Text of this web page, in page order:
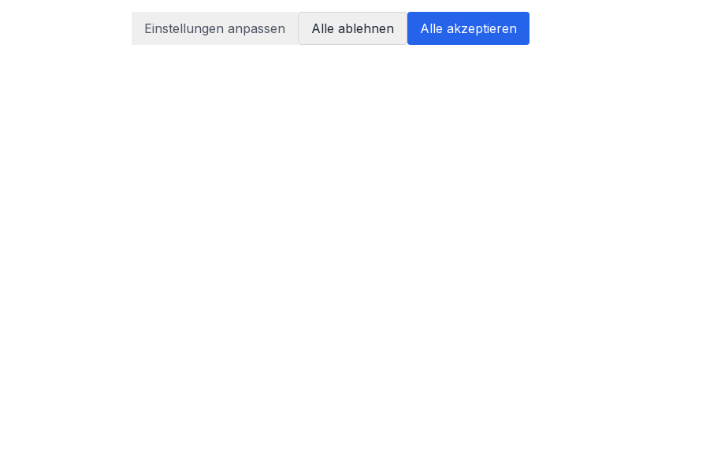
Einstellungen anpassen Alle ablehnen Alle akzeptieren